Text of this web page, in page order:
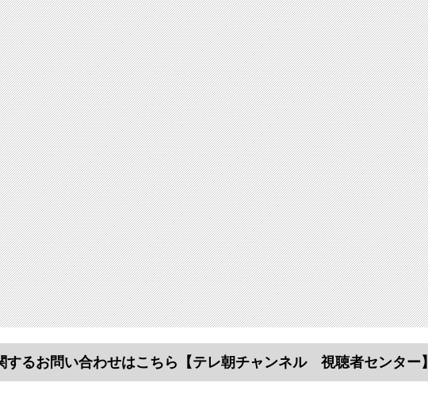
するお問い合わせはこちら 【テレ朝チャンネル 視聴者センター】